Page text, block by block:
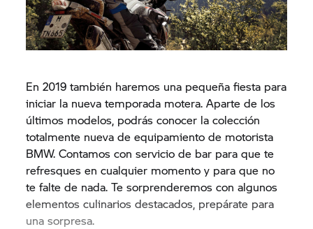
En 2019 también haremos una pequeña fiesta para
iniciar la nueva temporada motera. Aparte de los
últimos modelos, podrás conocer la colección
totalmente nueva de equipamiento de motorista
BMW. Contamos con servicio de bar para que te
refresques en cualquier momento y para que no
te falte de nada. Te sorprenderemos con algunos
elementos culinarios destacados, prepárate para
una sorpresa.